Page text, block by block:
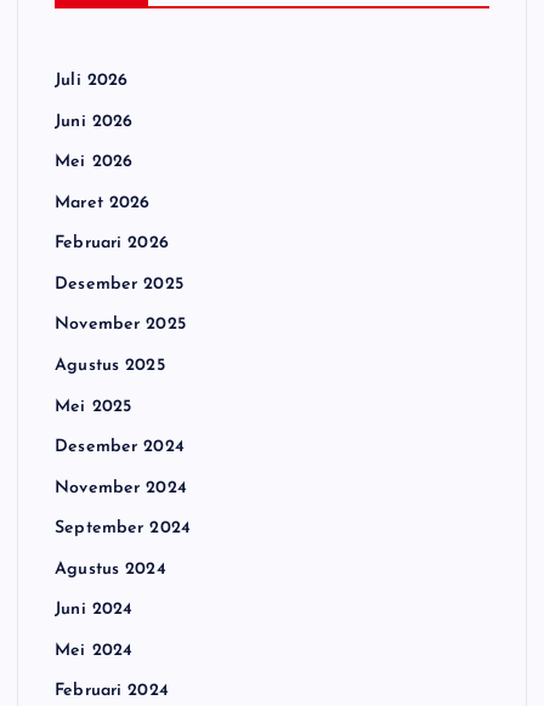
Juli 2026
Juni 2026
Mei 2026
Maret 2026
Februari 2026
Desember 2025
November 2025
Agustus 2025
Mei 2025
Desember 2024
November 2024
September 2024
Agustus 2024
Juni 2024
Mei 2024
Februari 2024